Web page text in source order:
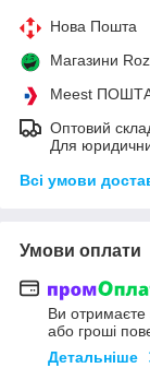
Нова Пошта
Магазини
Meest
Оптовий
Для
Всі умови
Умови оплати
Ви
або гроші
Детальніше